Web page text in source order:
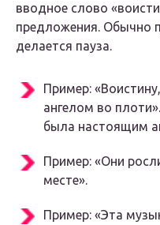
вводное слово
предложения. Обычно
делается пауза.
Пример:
ангелом во
была настоящим
Пример: «Они
месте».
Пример: «Эта